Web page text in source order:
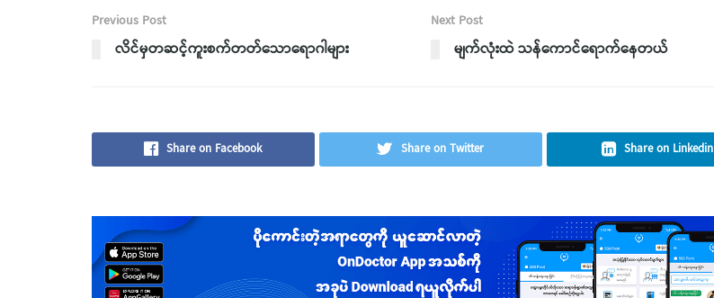
Previous Post
လိင်မှတဆင့်ကူးစက်တတ်သောရောဂါများ
Next Post
မျက်လုံးထဲ သန်ကောင်ရောက်နေတယ်
Share on Facebook Share on Twitter Share on Linkedin